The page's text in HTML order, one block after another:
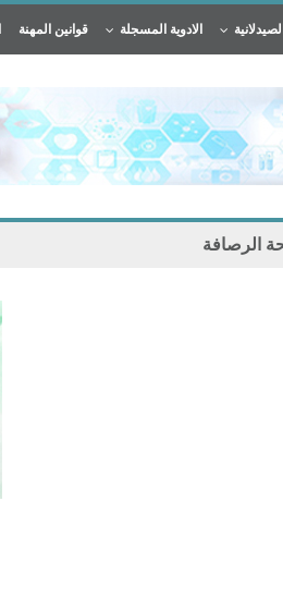
الادوية المسجلة قوانين المهنة
الرصافة